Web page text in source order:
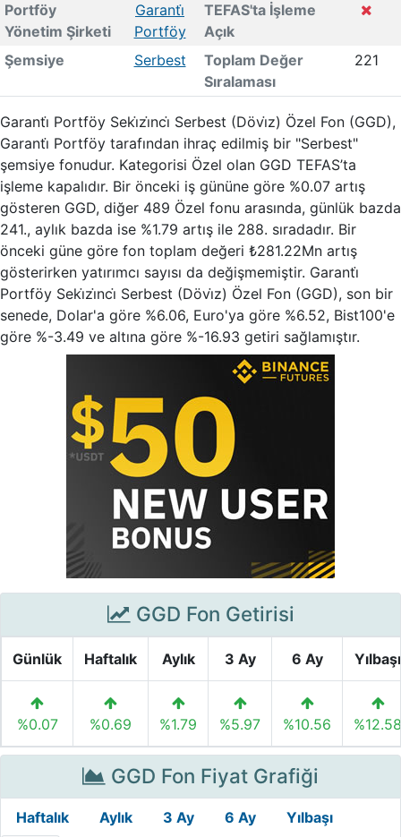
Portföy
Yönetim Şirketi
Garanti̇
Portföy
TEFAS'ta İşleme
Açık
Şemsiye
Serbest
Toplam Değer
Sıralaması
221
Garanti̇ Portföy Seki̇zi̇nci̇ Serbest (Dövi̇z) Özel Fon (GGD),
Garanti̇ Portföy tarafından ihraç edilmiş bir "Serbest"
şemsiye fonudur. Kategorisi Özel olan GGD TEFAS’ta
işleme kapalıdır. Bir önceki iş gününe göre %0.07 artış
gösteren GGD, diğer 489 Özel fonu arasında, günlük bazda
241., aylık bazda ise %1.79 artış ile 288. sıradadır. Bir
önceki güne göre fon toplam değeri ₺281.22Mn artış
gösterirken yatırımcı sayısı da değişmemiştir. Garanti̇
Portföy Seki̇zi̇nci̇ Serbest (Dövi̇z) Özel Fon (GGD), son bir
senede, Dolar'a göre %6.06, Euro'ya göre %6.52, Bist100'e
göre %-3.49 ve altına göre %-16.93 getiri sağlamıştır.
GGD Fon Getirisi
Günlük Haftalık Aylık 3 Ay 6 Ay Yılbaşı
%0.07 %0.69 %1.79 %5.97 %10.56 %12.58
GGD Fon Fiyat Grafiği
Haftalık Aylık 3 Ay 6 Ay Yılbaşı